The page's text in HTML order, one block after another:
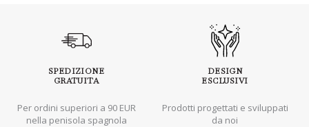
SPEDIZIONE
GRATUITA
Per ordini superiori a 90 EUR
nella penisola spagnola
DESIGN
ESCLUSIVI
Prodotti progettati e sviluppati
da noi